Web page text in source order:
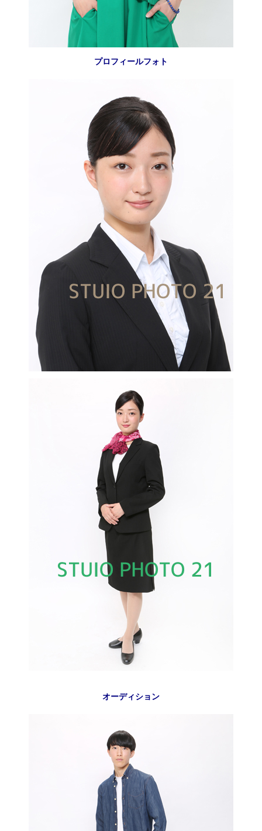
プロフィールフォト
オーディション